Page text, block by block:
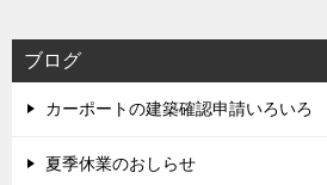
ブログ
カーポートの建築確認申請いろいろ
夏季休業のおしらせ